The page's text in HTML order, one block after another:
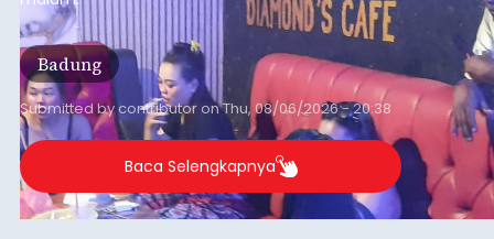
Badung
Submitted bycontributoronThu, 08/06/2026 - 20:38
Baca Selengkapnya